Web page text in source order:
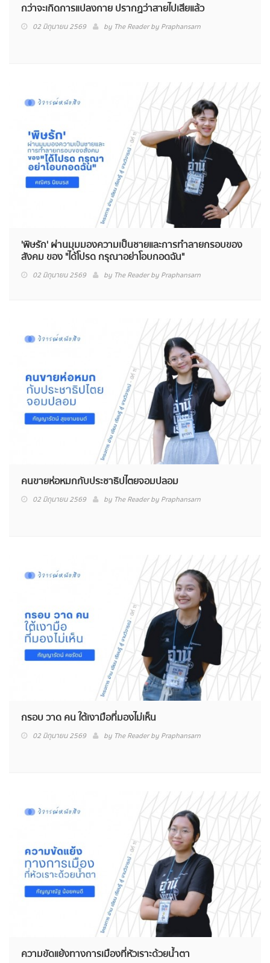
กว่าจะเกิดการแปลงกาย ปรากฏว่าสายไปเสียแล้ว
02 มิถุนายน 2569 by The Reader by Praphansarn
'พิษรัก' ผ่านมุมมองความเป็นชายและการทำลายกรอบของ
สังคม ของ "ได้โปรด กรุณาอย่าโอบกอดฉัน"
02 มิถุนายน 2569 by The Reader by Praphansarn
คนขายห่อหมกกับประชาธิปไตยจอมปลอม
02 มิถุนายน 2569 by The Reader by Praphansarn
กรอบ วาด คน ใต้เงามือที่มองไม่เห็น
02 มิถุนายน 2569 by The Reader by Praphansarn
ความขัดแย้งทางการเมืองที่หัวเราะด้วยน้ำตา